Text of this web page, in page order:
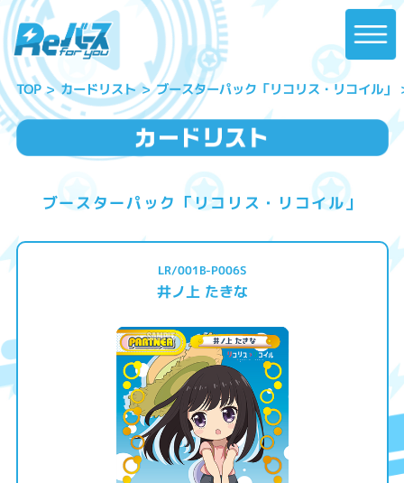
TOP カードリスト ブースターパック「リコリス・リコイル」
ブースターパック「リコリス・リコイル」
LR/001B-P006S
井ノ上 たきな